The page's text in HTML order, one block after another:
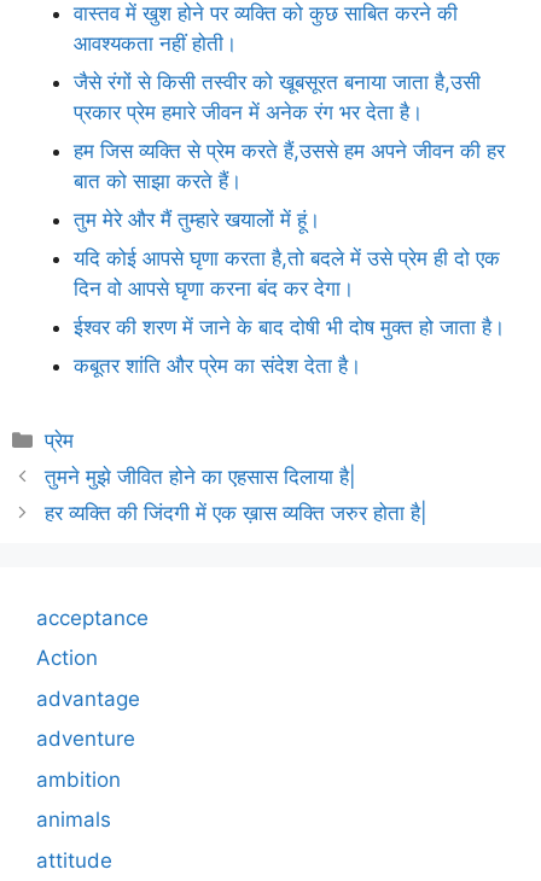
वास्तव में खुश होने पर व्यक्ति को कुछ साबित करने की
आवश्यकता नहीं होती।
जैसे रंगों से किसी तस्वीर को खूबसूरत बनाया जाता है,उसी
प्रकार प्रेम हमारे जीवन में अनेक रंग भर देता है।
हम जिस व्यक्ति से प्रेम करते हैं,उससे हम अपने जीवन की हर
बात को साझा करते हैं।
तुम मेरे और मैं तुम्हारे खयालों में हूं।
यदि कोई आपसे घृणा करता है,तो बदले में उसे प्रेम ही दो एक
दिन वो आपसे घृणा करना बंद कर देगा।
ईश्वर की शरण में जाने के बाद दोषी भी दोष मुक्त हो जाता है।
कबूतर शांति और प्रेम का संदेश देता है।
Categories
प्रेम
तुमने मुझे जीवित होने का एहसास दिलाया है|
हर व्यक्ति की जिंदगी में एक ख़ास व्यक्ति जरुर होता है|
acceptance
Action
advantage
adventure
ambition
animals
attitude